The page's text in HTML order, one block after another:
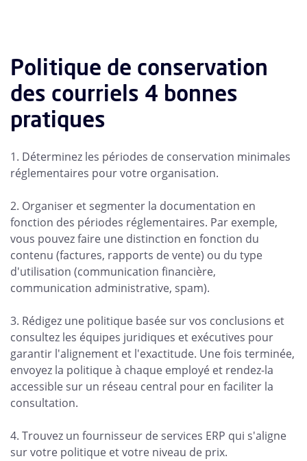
Politique de conservation
des courriels 4 bonnes
pratiques
1. Déterminez les périodes de conservation minimales
réglementaires pour votre organisation.
2. Organiser et segmenter la documentation en
fonction des périodes réglementaires. Par exemple,
vous pouvez faire une distinction en fonction du
contenu (factures, rapports de vente) ou du type
d'utilisation (communication financière,
communication administrative, spam).
3. Rédigez une politique basée sur vos conclusions et
consultez les équipes juridiques et exécutives pour
garantir l'alignement et l'exactitude. Une fois terminée,
envoyez la politique à chaque employé et rendez-la
accessible sur un réseau central pour en faciliter la
consultation.
4. Trouvez un fournisseur de services ERP qui s'aligne
sur votre politique et votre niveau de prix.